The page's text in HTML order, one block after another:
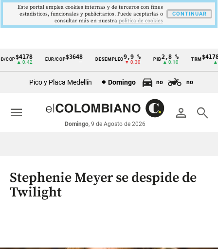
Cintillo
económicos
Colombia
$4178
▲ 0.42
EUR/COP$3648 DESEMPLEO9,9 %
▼ 0.30
2,8 %
▲ 0.10
TRM
▲
Pico y Placa Medellín Domingo no no
person search
Domingo, 9 de Agosto de 2026
menu
Stephenie Meyer se despide de
Twilight
Este portal emplea cookies internas y de terceros con fines
estadísticos, funcionales y publicitarios. Puede aceptarlas o
consultar más en nuestra politica de cookies
CONTINUAR